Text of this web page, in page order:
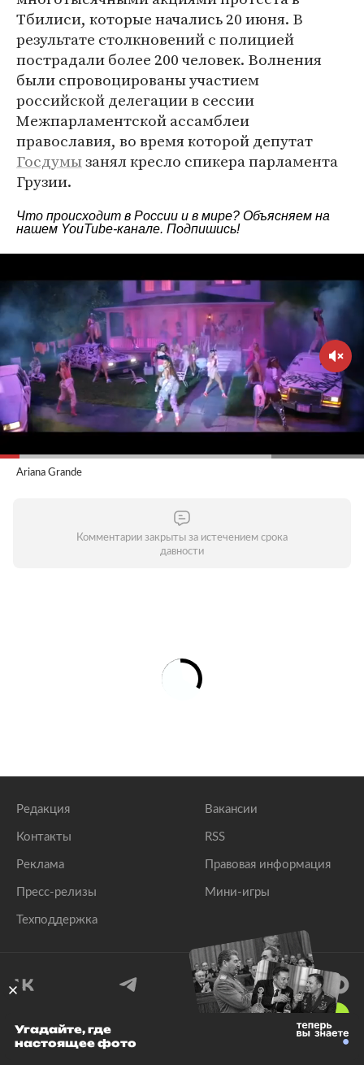
Тбилиси, которые начались 20 июня. В
результате столкновений с полицией
пострадали более 200 человек. Волнения
были спровоцированы участием
российской делегации в сессии
Межпарламентской ассамблеи
православия, во время которой депутат
Госдумызанял кресло спикера парламента
Грузии.
Что происходит в России и в мире? Объясняем на
нашем YouTube-канале. Подпишись!
Ariana Grande
Комментарии закрыты за истечением срока
давности
Редакция
Контакты
Реклама
Пресс-релизы
Техподдержка
Вакансии
RSS
Правовая информация
Мини-игры
© 1999–2026 Все права защищены.
Угадайте, где
настоящее фото